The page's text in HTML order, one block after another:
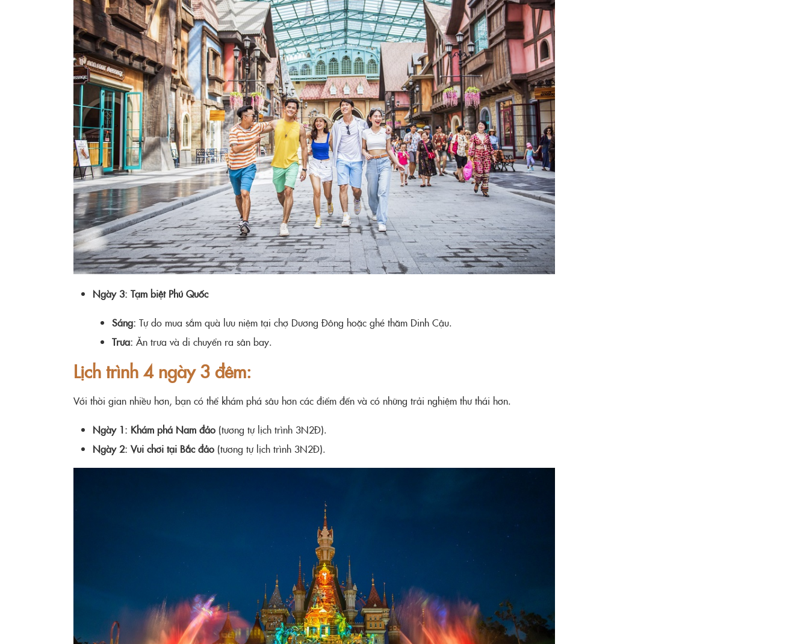
Ngày 3: Tạm biệt Phú Quốc
Sáng: Tự do mua sắm quà lưu niệm tại chợ Dương Đông hoặc ghé thăm Dinh Cậu.
Trưa: Ăn trưa và di chuyển ra sân bay.
Lịch trình 4 ngày 3 đêm:
Với thời gian nhiều hơn, bạn có thể khám phá sâu hơn các điểm đến và có những trải nghiệm thư thái hơn.
Ngày 1: Khám phá Nam đảo (tương tự lịch trình 3N2Đ).
Ngày 2: Vui chơi tại Bắc đảo (tương tự lịch trình 3N2Đ).